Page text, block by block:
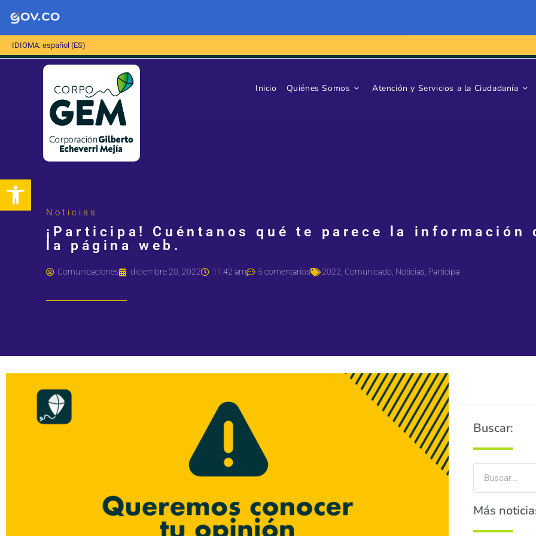
Abrir barra de herramientas
IDIOMA: español (ES)
Inicio Quiénes Somos Atención y Servicios a la Ciudadanía
Noticias
¡Participa! Cuéntanos qué te parece la información
la página web.
Comunicaciones diciembre 20, 2022 11:42 am 5 comentarios 2022 Comunicado Noticias Participa
Buscar:
Más